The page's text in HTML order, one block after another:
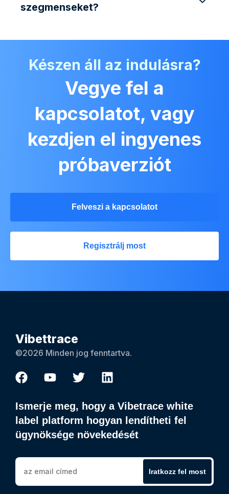
szegmenseket?
Készen áll az indulásra?
Vegye fel a
kapcsolatot, vagy
kezdjen el ingyenes
próbaverziót
Felveszi a kapcsolatot
Regisztrálj most
Vibettrace
©2026 Minden jog fenntartva.
Ismerje meg, hogy a Vibetrace white
label platform hogyan lendítheti fel
ügynöksége növekedését
Iratkozz fel most